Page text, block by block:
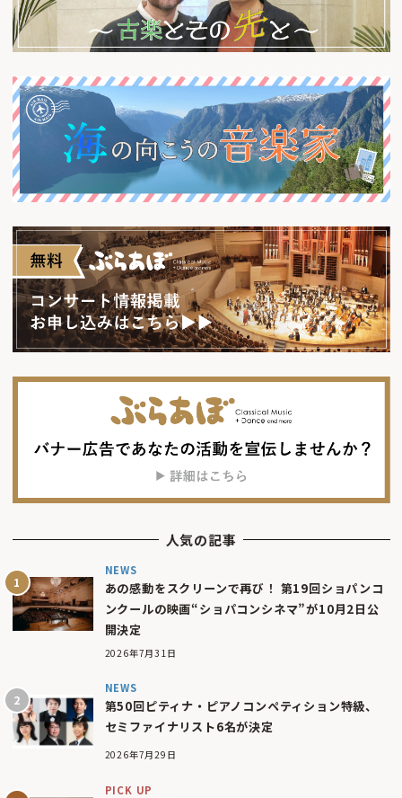
人気の記事
NEWS
あの感動をスクリーンで再び！ 第19回ショパンコ
ンクールの映画“ショパコンシネマ”が10月2日公
開決定
2026年7月31日
NEWS
第50回ピティナ・ピアノコンペティション特級、
セミファイナリスト6名が決定
2026年7月29日
PICK UP